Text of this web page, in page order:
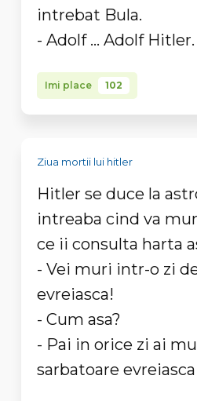
intrebat Bula.
- Adolf ... Adolf Hitler.
Imi place 102
Ziua mortii lui hitler
Hitler se duce la
intreaba cind va
ce ii consulta harta
- Vei muri intr-o zi
evreiasca!
- Cum asa?
- Pai in orice zi ai
sarbatoare